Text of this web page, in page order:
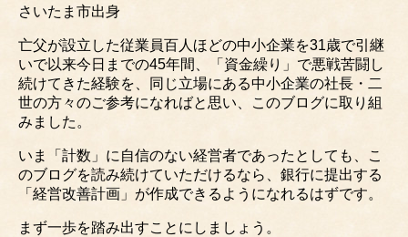
さいたま市出身
亡父が設立した従業員百人ほどの中小企業を31歳で引継
いで以来今日までの45年間、「資金繰り」で悪戦苦闘し
続けてきた経験を、同じ立場にある中小企業の社長・二
世の方々のご参考になればと思い、このブログに取り組
みました。
いま「計数」に自信のない経営者であったとしても、こ
のブログを読み続けていただけるなら、銀行に提出する
「経営改善計画」が作成できるようになれるはずです。
まず一歩を踏み出すことにしましょう。